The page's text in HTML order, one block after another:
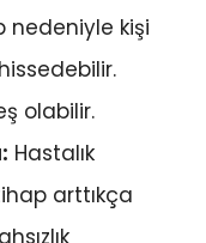
nedeniyle kişi
olabilir.
Hastalık
arttıkça